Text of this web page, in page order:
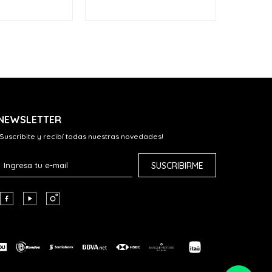
y recibí todas nuestras novedades!
SUSCRIBIRME
  